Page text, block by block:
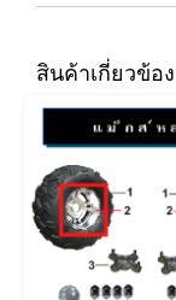
สินค้าเกี่ยวข้อง